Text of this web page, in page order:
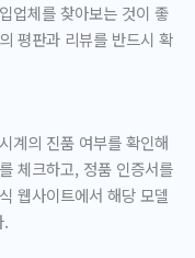
업체를 찾아보는 것이 좋
평판과 리뷰를 반드시 확
계의 진품 여부를 확인해
체크하고, 정품 인증서를
웹사이트에서 해당 모델
.